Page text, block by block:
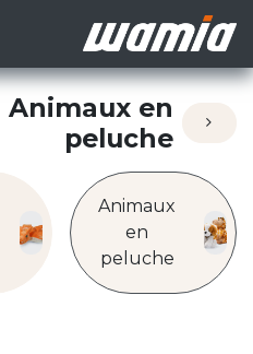
Animaux en
peluche
Animaux
en
peluche